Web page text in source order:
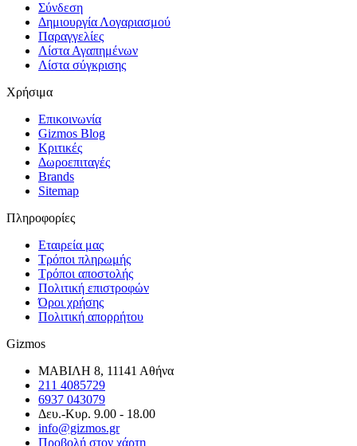
Σύνδεση
Δημιουργία Λογαριασμού
Παραγγελίες
Λίστα Αγαπημένων
Λίστα σύγκρισης
Χρήσιμα
Επικοινωνία
Gizmos Blog
Κριτικές
Δωροεπιταγές
Brands
Sitemap
Πληροφορίες
Εταιρεία μας
Τρόποι πληρωμής
Τρόποι αποστολής
Πολιτική επιστροφών
Όροι χρήσης
Πολιτική απορρήτου
Gizmos
ΜΑΒΙΛΗ 8, 11141 Αθήνα
211 4085729
6937 043079
Δευ.-Κυρ. 9.00 - 18.00
info@gizmos.gr
Προβολή στον χάρτη